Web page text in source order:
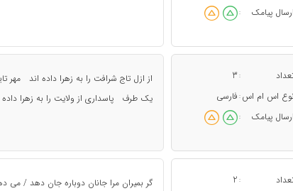
ارسال پیامک
:
:
3
نوع اس ام اس : فارسی
ارسال پیامک
:
از ازل تاج شرافت را به زهرا داده اند
یک طرف پاسداری از ولایت را به زهرا داده
:
2
گر بمیران مرا جانان دوباره جان دهد / می